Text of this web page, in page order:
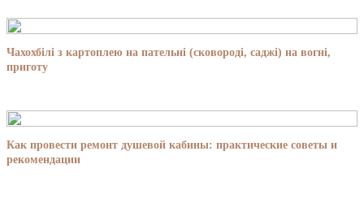
Чахохбілі з картоплею на пательні (сковороді, саджі) на вогні,
приготу
Как провести ремонт душевой кабины: практические советы и
рекомендации